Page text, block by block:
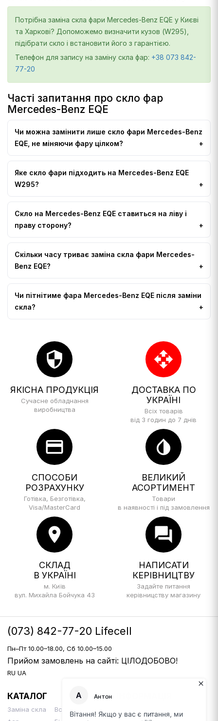
Потрібна заміна скла фари Mercedes-Benz EQE у Києві
та Харкові? Допоможемо визначити кузов (W295),
підібрати скло і встановити його з гарантією.
Телефон для запису на заміну скла фар: +38 073 842-
77-20
Часті запитання про скло фар
Mercedes-Benz EQE
Чи можна замінити лише скло фари Mercedes-Benz
EQE, не міняючи фару цілком?
Яке скло фари підходить на Mercedes-Benz EQE
W295?
Скло на Mercedes-Benz EQE ставиться на ліву і
праву сторону?
Скільки часу триває заміна скла фари Mercedes-
Benz EQE?
Чи пітнітиме фара Mercedes-Benz EQE після заміни
скла?
security
ЯКІСНА ПРОДУКЦІЯ
Сучасне обладнання
виробництва
open_with
ДОСТАВКА ПО
УКРАЇНІ
Всіх товарів
від 3 годин до 7 днів
credit_card
СПОСОБИ
РОЗРАХУНКУ
Готівка, Безготівка,
Visa/MasterCard
invert_colors
ВЕЛИКИЙ
АСОРТИМЕНТ
Товари
в наявності і під замовлення
location_on
СКЛАД
В УКРАЇНІ
м. Київ
вул. Михайла Бойчука 43
forum
НАПИСАТИ
КЕРІВНИЦТВУ
Задайте питання
керівницству магазину
(073) 842-77-20 Lifecell
Пн–Пт 10.00–18.00, Сб 10.00–15.00
Прийом замовлень на сайті: ЦІЛОДОБОВО!
RU UA
КАТАЛОГ
Заміна скла
Встановлення